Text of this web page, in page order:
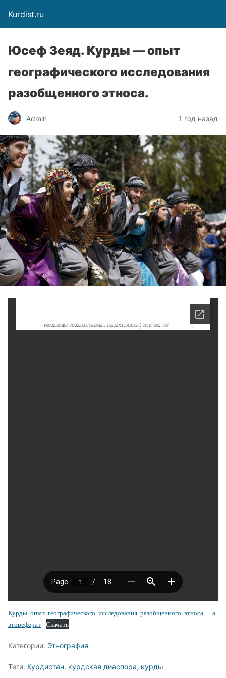
Kurdist.ru
Юсеф Зеяд. Курды — опыт
географического исследования
разобщенного этноса.
Admin 1 год назад
Курды_опыт_географического_исследования_разобщенного_этноса___а
втореферат Скачать
Категории: Этнография
Теги: Курдистан, курдская диаспора, курды